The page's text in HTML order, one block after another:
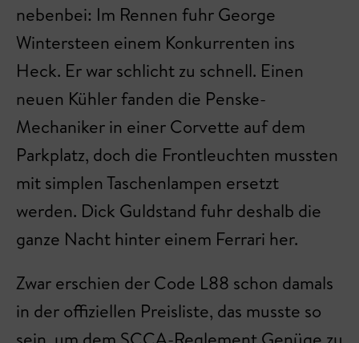
nebenbei: Im Rennen fuhr George
Wintersteen einem Konkurrenten ins
Heck. Er war schlicht zu schnell. Einen
neuen Kühler fanden die Penske-
Mechaniker in einer Corvette auf dem
Parkplatz, doch die Frontleuchten mussten
mit simplen Taschenlampen ersetzt
werden. Dick Guldstand fuhr deshalb die
ganze Nacht hinter einem Ferrari her.
Zwar erschien der Code L88 schon damals
in der offiziellen Preisliste, das musste so